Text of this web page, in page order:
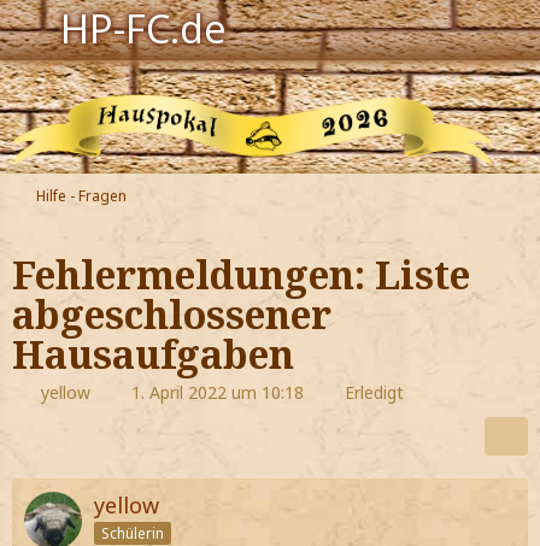
HP-FC.de
Navigation
Harry Potter
Der HP-FC
Hogwarts
Zauberwelt
Willkommen
Jetzt Fanclub-Mitglied werden!
Hilfe - Fragen
Fehlermeldungen: Liste
abgeschlossener
Hausaufgaben
yellow 1. April 2022 um 10:18 Erledigt
yellow
Schülerin